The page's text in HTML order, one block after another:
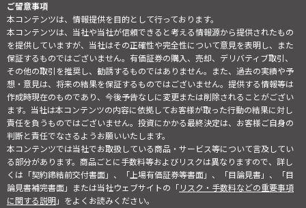
ご留意事項
本コンテンツは、情報提供を目的として行っております。
本コンテンツは、当社や当社が信頼できると考える情報源から提供されたもの
を提供していますが、当社はその正確性や完全性について意見を表明し、また
保証するものではございません。有価証券の購入、売却、デリバティブ取引、
その他の取引を推奨し、勧誘するものではありません。また、過去の実績や予
想・意見は、将来の結果を保証するものではございません。提供する情報等は
作成時現在のものであり、今後予告なしに変更または削除されることがござい
ます。当社は本コンテンツの内容に依拠してお客様が取った行動の結果に対し
責任を負うものではございません。投資にかかる最終決定は、お客様ご自身の
判断と責任でなさるようお願いいたします。
本コンテンツでは当社でお取扱している商品・サービス等について言及してい
る部分があります。商品ごとに手数料等およびリスクは異なりますので、詳し
くは「契約締結前交付書面」、「上場有価証券等書面」、「目論見書」、「目
論見書補完書面」または当社ウェブサイトの「リスク・手数料などの重要事項
に関する説明」をよくお読みください。